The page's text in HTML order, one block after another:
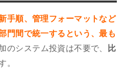
手順、管理フォーマットなど
門間で統一するという、最も
のシステム投資は不要で、
比
。